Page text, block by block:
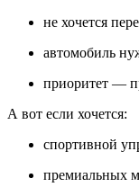
не хочется
автомобиль
приоритет —
А вот если хочется:
спортивной
премиальных